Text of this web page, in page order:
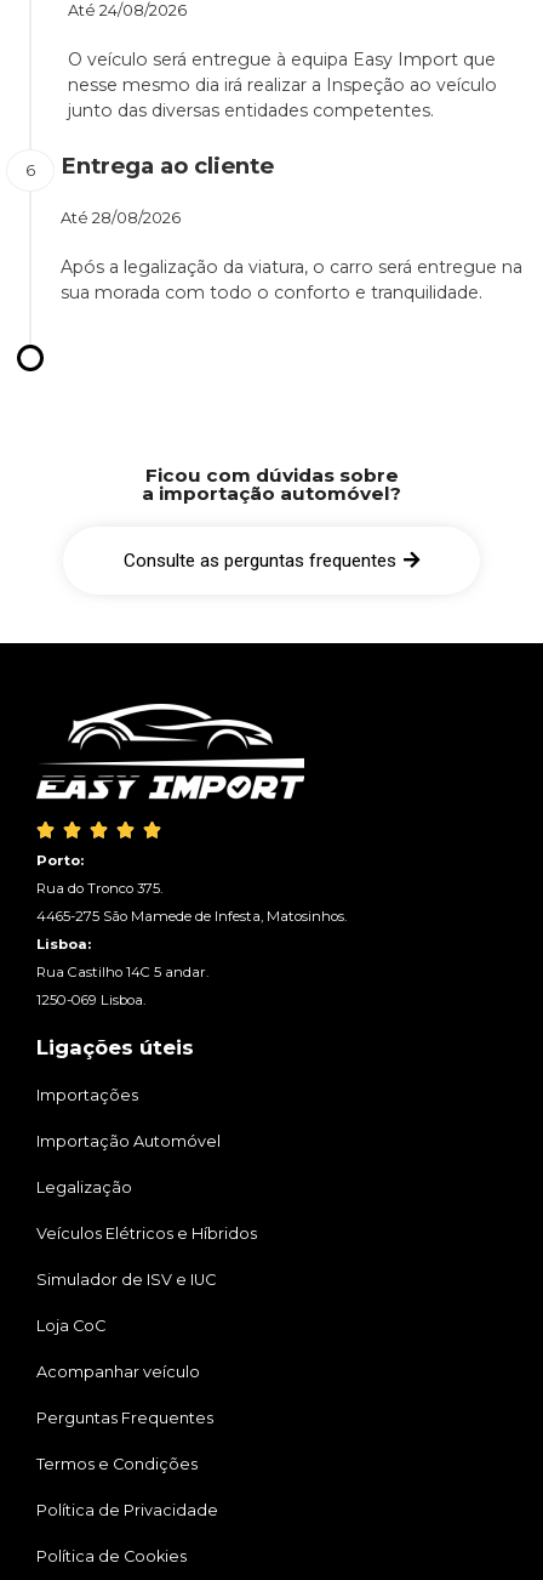
Até 24/08/2026
O veículo será entregue à equipa Easy Import que
nesse mesmo dia irá realizar a Inspeção ao veículo
junto das diversas entidades competentes.
Entrega ao cliente
Até 28/08/2026
Após a legalização da viatura, o carro será entregue na
sua morada com todo o conforto e tranquilidade.
Ficou com dúvidas sobre
a importação automóvel?
Consulte as perguntas frequentes
    
Porto:
Rua do Tronco 375.
4465-275 São Mamede de Infesta, Matosinhos.
Lisboa:
Rua Castilho 14C 5 andar.
1250-069 Lisboa.
Ligações úteis
Importações
Importação Automóvel
Legalização
Veículos Elétricos e Híbridos
Simulador de ISV e IUC
Loja CoC
Acompanhar veículo
Perguntas Frequentes
Termos e Condições
Política de Privacidade
Política de Cookies